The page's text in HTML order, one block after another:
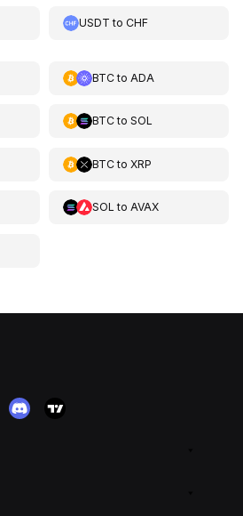
USDT toCHF
BTCto ADA
BTCto SOL
BTCto XRP
SOL to AVAX